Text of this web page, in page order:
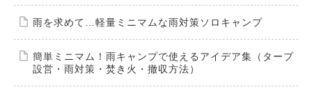
雨を求めて…軽量ミニマムな雨対策ソロキャンプ
簡単ミニマム！雨キャンプで使えるアイデア集（タープ
設営・雨対策・焚き火・撤収方法）